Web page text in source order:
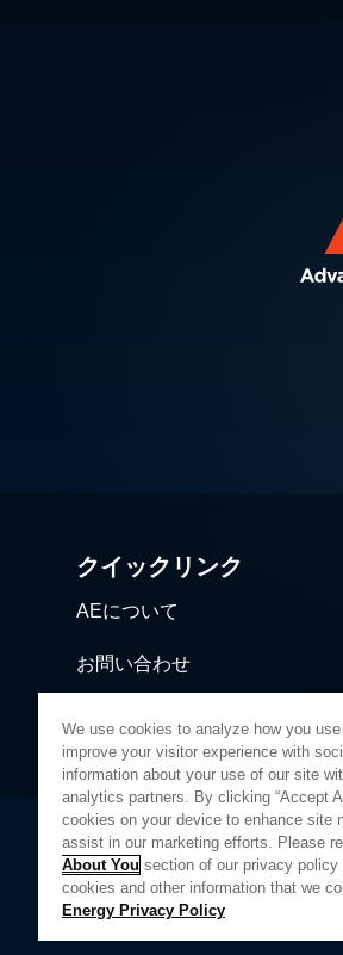
クイックリンク
AEについて
お問い合わせ
プライバシーポリシー 法的情報品質
Do Not Sell or Share My Personal
We use cookies to analyze how you
improve your visitor experience with
information about your use of our site
analytics partners. By clicking “Accept
cookies on your device to enhance site
assist in our marketing efforts. Please
About You section of our privacy
cookies and other information that we
Energy Privacy Policy